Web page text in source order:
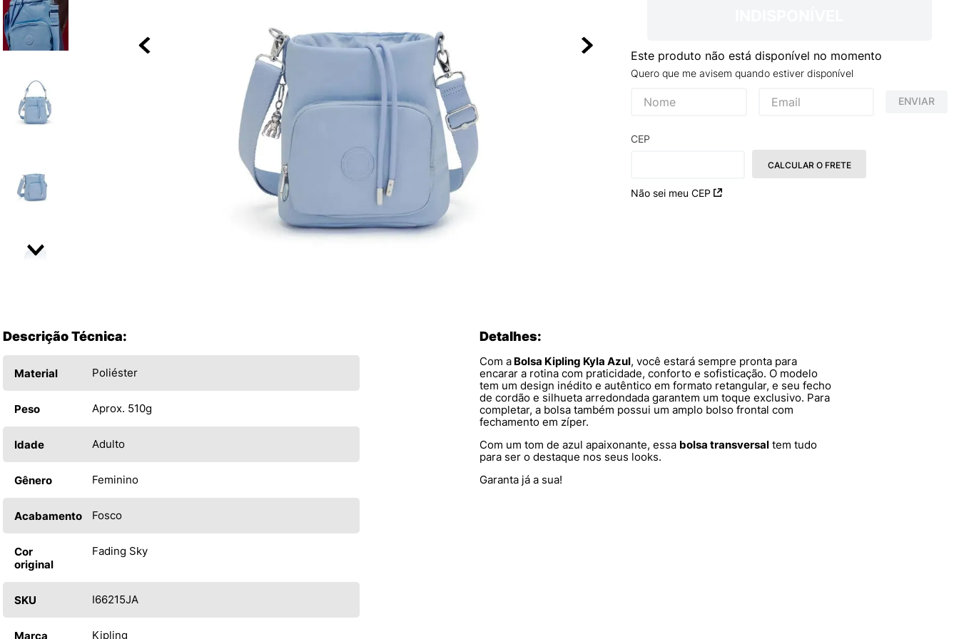
Este produto não está disponível no momento
Quero que me avisem quando estiver disponível
ENVIAR
CEP
Não sei meu CEP
CALCULAR O FRETE
Descrição Técnica:
Material Poliéster
Peso Aprox. 510g
Idade Adulto
Gênero Feminino
Acabamento Fosco
Cor
original
Fading Sky
SKU I66215JA
Marca Kipling
Detalhes:
Com a Bolsa Kipling Kyla Azul, você estará sempre pronta para
encarar a rotina com praticidade, conforto e sofisticação. O modelo
tem um design inédito e autêntico em formato retangular, e seu fecho
de cordão e silhueta arredondada garantem um toque exclusivo. Para
completar, a bolsa também possui um amplo bolso frontal com
fechamento em zíper.
Com um tom de azul apaixonante, essa bolsa transversal tem tudo
para ser o destaque nos seus looks.
Garanta já a sua!